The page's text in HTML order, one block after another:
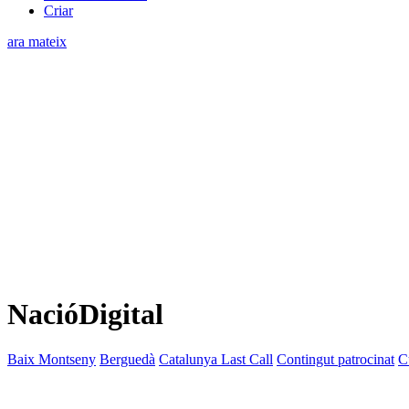
Criar
ara mateix
NacióDigital
Baix Montseny Berguedà Catalunya Last Call Contingut patrocinat